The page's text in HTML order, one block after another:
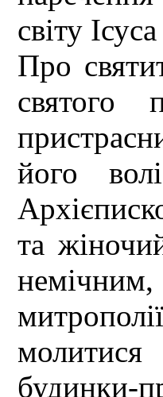
світу
Про
святого
його
та
будинки-